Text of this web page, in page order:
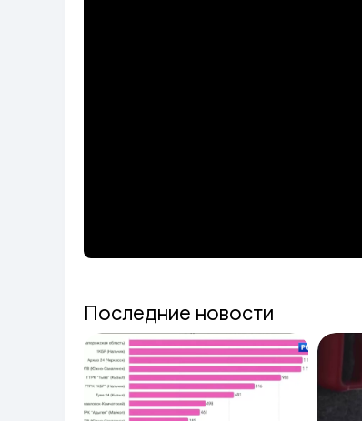
Последние новости